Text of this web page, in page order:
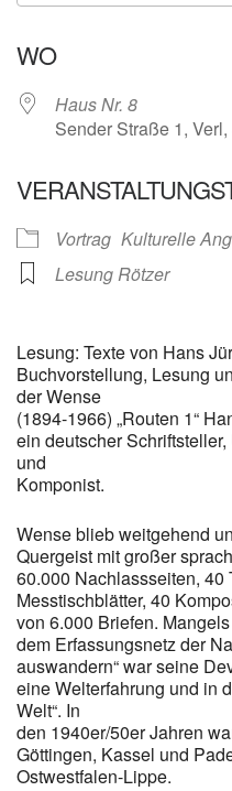
WO
Haus Nr. 8
Sender Straße 1,
Vortrag Kulturelle
Lesung Rötzer
Lesung: Texte von Hans
Buchvorstellung, Lesung
der Wense
(1894-1966) „Routen 1“
ein deutscher
und
Komponist.
Wense blieb weitgehend
Quergeist mit großer
60.000 Nachlassseiten, 40
Messtischblätter, 40
von 6.000 Briefen.
dem Erfassungsnetz der
auswandern“ war seine
eine Welterfahrung und in
Welt“. In
den 1940er/50er Jahren
Göttingen, Kassel und
Ostwestfalen-Lippe.